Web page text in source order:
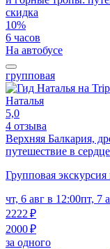
скидка
10%
6 часов
На автобусе
групповая
Наталья
5,0
4 отзыва
Верхняя Балкария,
путешествие в
Групповая
чт, 6 авг в 12:00пт, 7
2222 ₽
2000 ₽
за одного